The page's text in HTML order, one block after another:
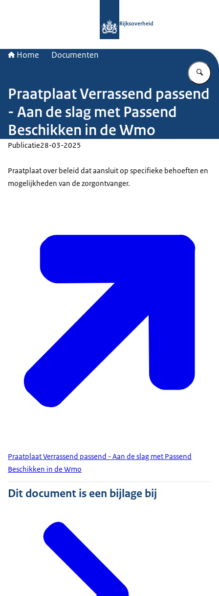
Rijksoverheid
Home Documenten
Praatplaat Verrassend passend
- Aan de slag met Passend
Beschikken in de Wmo
Publicatie28-03-2025
Praatplaat over beleid dat aansluit op specifieke behoeften en
mogelijkheden van de zorgontvanger.
Praatplaat Verrassend passend - Aan de slag met Passend
Beschikken in de Wmo
Dit document is een bijlage bij